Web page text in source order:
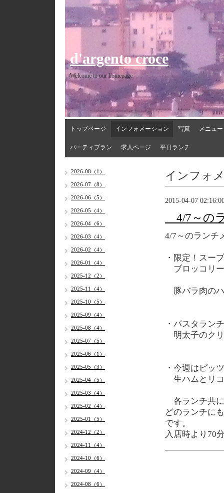
d'argento croce
Welcome to our homepage
トップページ インフォメーション 写真 メニュー
パーティプラン 求人ページ 平日ランチ
インフォ
2015-04-07
4/7～の
4/7～のランチ
・限定！スー
ブロッコリ
豚バラ肉の
・パスタランチ
明太子のク
・今週はピッ
生ハムとリ
各ランチ共
どのランチに
です。
入店時より70
2026-08（1）
2026-07（8）
2026-06（5）
2026-05（4）
2026-04（6）
2026-03（4）
2026-02（4）
2026-01（4）
2025-12（2）
2025-11（4）
2025-10（5）
2025-09（4）
2025-08（4）
2025-07（5）
2025-06（1）
2025-05（3）
2025-04（5）
2025-03（4）
2025-02（4）
2025-01（5）
2024-12（2）
2024-11（4）
2024-10（6）
2024-09（4）
2024-08（6）